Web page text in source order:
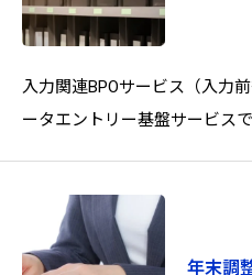
入力関連BPOサービス（入力
ータエントリー基盤サービス
年末調